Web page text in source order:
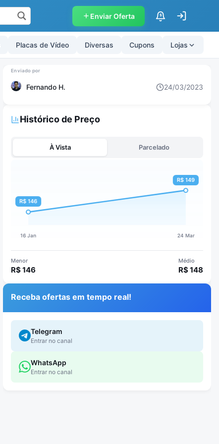
Enviar Oferta $
Placas de Vídeo Diversas Cupons Lojas
Fernando H. 24/03/2023
Histórico de Preço
À Vista Parcelado
Menor
R$ 146
Médio
R$ 148
Receba ofertas em tempo real!
Telegram
Entrar no canal
WhatsApp
Entrar no canal